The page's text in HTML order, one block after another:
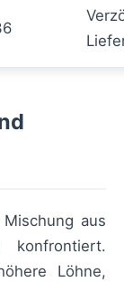
aus
Löhne,